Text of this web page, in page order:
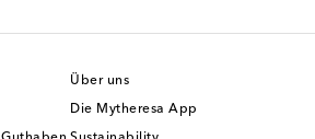
Über uns
Die Mytheresa App